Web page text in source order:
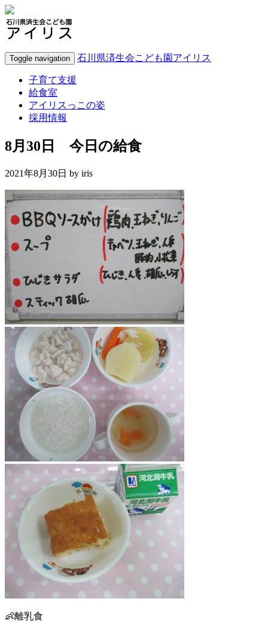
Toggle navigation 石川県済生会こども園アイリス
子育て支援
給食室
アイリスっこの姿
採用情報
8月30日 今日の給食
2021年8月30日 by iris
👶離乳食